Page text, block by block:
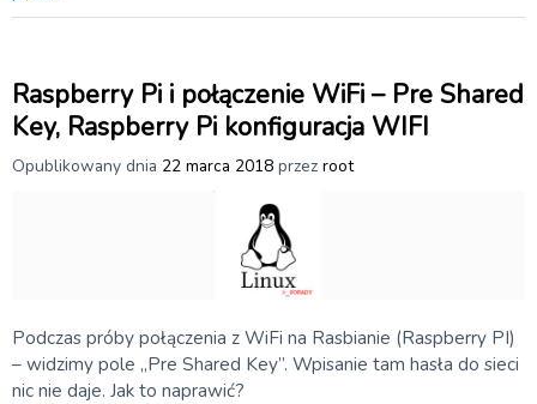
Raspberry Pi i połączenie WiFi – Pre Shared
Key, Raspberry Pi konfiguracja WIFI
Opublikowany dnia 22 marca 2018 przez root
Podczas próby połączenia z WiFi na Rasbianie (Raspberry PI)
– widzimy pole „Pre Shared Key”. Wpisanie tam hasła do sieci
nic nie daje. Jak to naprawić?